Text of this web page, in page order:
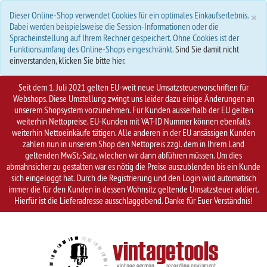
×
Dieser Online-Shop verwendet Cookies für ein optimales Einkaufserlebnis.
Dabei werden beispielsweise die Session-Informationen oder die
Spracheinstellung auf Ihrem Rechner gespeichert. Ohne Cookies ist der
Funktionsumfang des Online-Shops eingeschränkt.Sind Sie damit nicht
einverstanden, klicken Sie bitte hier.
Seit dem 1. Juli 2021 gelten EU-weit neue Umsatzsteuervorschriften für
Webshops. Diese Umstellung zwingt uns leider dazu einige Änderungen an
unserem Shopsystem vorzunehmen. Für Kunden ausserhalb der EU gelten
weiterhin Nettopreise. EU-Kunden mit VAT-ID Nummer können ebenfalls
weiterhin Nettoeinkäufe tätigen. Alle anderen in der EU ansässigen Kunden
zahlen nun in unserem Shop den Nettopreis zzgl. dem in Ihrem Land
geltenden MwSt.-Satz, wlechen wir dann abführen müssen. Um dies
abmahnsicher zu gestalten war es nötig die Preise auszublenden bis ein Kunde
sich eingeloggt hat. Durch die Registrierung und den Login wird automatisch
immer die für den Kunden in dessen Wohnsitz geltende Umsatzsteuer addiert.
Hierfür ist die Lieferadresse ausschlaggebend. Danke für Euer Verständnis!